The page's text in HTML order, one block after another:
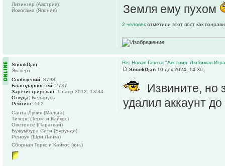
Земля ему пухом
2 человек отметили этот пост как
Лизингер (Австрия)
Йокогама (Япония)
Re: Новая Газета "Австрия. Любимая
SnookDjan 10 дек 2024, 14:30
Извините, но
удалил аккаунт
SnookDjan
Эксперт
Сообщений: 3798
Благодарностей: 2737
Зарегистрирован: 15 апр 2012, 13:34
Откуда: Беларусь
Рейтинг: 562
Санта Лучия (Мальта)
Тичерс (Теркс и Кайкос)
Оветенсе (Парагвай)
Бужумбура Сити (Бурунди)
Реноун (Шри Ланка)
Сборная Теркс и Кайкос (юн.)